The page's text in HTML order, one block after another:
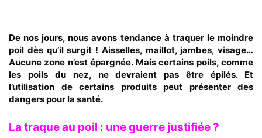
De nos jours, nous avons tendance à traquer le moindre
poil dès qu’il surgit ! Aisselles, maillot, jambes, visage…
Aucune zone n’est épargnée. Mais certains poils, comme
les poils du nez, ne devraient pas être épilés. Et
l’utilisation de certains produits peut présenter des
dangers pour la santé.
La traque au poil : une guerre justifiée ?